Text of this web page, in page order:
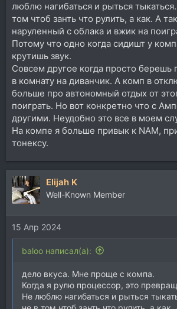
люблю нагибаться и рыться
том чтоб занть что рулить, а как. А
наруленный с облака и вжик на
Потому что одно когда сидишт у
крутишь звук.
Совсем другое когда просто берешь
в комнату на диванчик. А комп в
больше про автономный отдых от
поиграть. Но вот конкретно что с
другими. Неудобно это все в моем
На компе я больше привык к NAM,
тонексу.
Elijah K
Well-Known Member
15 Апр 2024
baloo написал(а):
дело вкуса. Мне проще с компа.
Когда я рулю процессор, это
Не люблю нагибаться и рыться